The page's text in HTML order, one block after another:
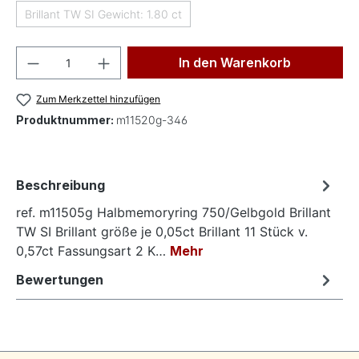
Brillant TW SI Gewicht: 1.80 ct(Diese Option ist zurzeit nicht verfügbar.)
Produkt Anzahl: Gib den gewünschten
In den Warenkorb
Zum Merkzettel hinzufügen
Produktnummer: m11520g-346
Beschreibung
ref. m11505g Halbmemoryring 750/Gelbgold Brillant
TW SI Brillant größe je 0,05ct Brillant 11 Stück v.
0,57ct Fassungsart 2 K… Mehr
Bewertungen